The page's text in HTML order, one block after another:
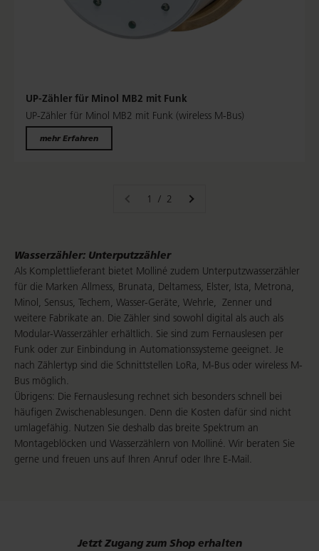
UP-Zähler für Minol MB2 mit Funk
UP-Zähler für Minol MB2 mit Funk (wireless M-Bus)
mehr Erfahren
1 / 2
Wasserzähler: Unterputzzähler
Als Komplettlieferant bietet Molliné zudem Unterputzwasserzähler
für die Marken Allmess, Brunata, Deltamess, Elster, Ista, Metrona,
Minol, Sensus, Techem, Wasser-Geräte, Wehrle, Zenner und
weitere Fabrikate an. Die Zähler sind sowohl digital als auch als
Modular-Wasserzähler erhältlich. Sie sind zum Fernauslesen per
Funk oder zur Einbindung in Automationssysteme geeignet. Je
nach Zählertyp sind die Schnittstellen LoRa, M-Bus oder wireless M-
Bus möglich.
Übrigens: Die Fernauslesung rechnet sich besonders schnell bei
häufigen Zwischenablesungen. Denn die Kosten dafür sind nicht
umlagefähig. Nutzen Sie deshalb das breite Spektrum an
Montageblöcken und Wasserzählern von Molliné. Wir beraten Sie
gerne und freuen uns auf Ihren Anruf oder Ihre E-Mail.
Jetzt Zugang zum Shop erhalten